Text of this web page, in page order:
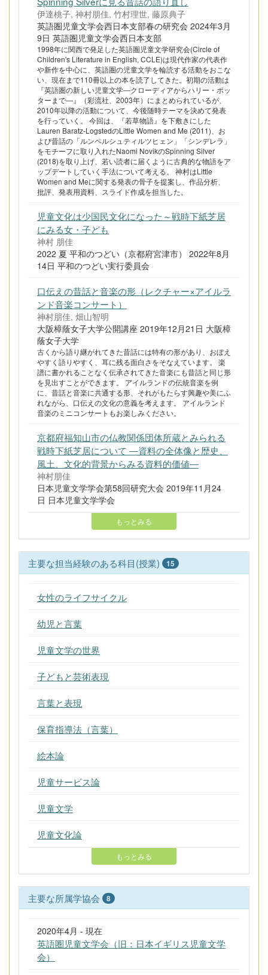
伊達桃子, 神村朋佳, 竹村理世, 藤原典子
英語圏児童文学会西日本支部春の研究会 2024年3月
9日 英語圏児童文学会西日本支部
1998年に関西で発足した英語圏児童文学研究会(Circle of
Children's Literature in English, CCLE)は現代作家の代表作
や新作を中心に、英語圏の児童文学を輪読する活動をおこな
い、現在まで110冊以上の本を読了してきた。初期の活動は
『英語圏の新しい児童文学―クローディアからハリー・ポッ
ターまで―』（彩流社、2003年）にまとめられているが、
2010年以降の活動について、今後随時テーマを決めて発表
を行っていく。 今回は、『若草物語』を下敷きにした
Lauren Baratz-LogstedのLittle Women and Me (2011)、お
よび昔話の「ルンペルシュティルツヒェン」「シンデレラ」
をモチーフに取り入れたNaomi NovikのSpinning Silver
(2018)を取り上げ、若い読者に届くように古典的な物語をア
ップデートしていく手法について考える。 神村はLittle
Women and Meに関する発表の骨子を提案し、作品分析、
批評、発表用資料、スライド作成を担当した。
児童文化は少国民文化になった～戦時下紙芝居
にみる女・子ども
神村 朋佳
2022 夏 平和のつどい（京都府宮津市） 2022年8月
14日 平和のつどい実行委員会
口伝えの昔話と音楽の形（レクチャー×アイルラ
ンド音楽コンサート）
神村朋佳, 畑山智明
大阪樟蔭女子大学公開講座 2019年12月21日 大阪樟
蔭女子大学
古くから語り継がれてきた昔話には特有の形があり、おぼえ
やすく語りやすく、耳に残る面白さをそなえています。 楽
譜に書かれることなく伝承されてきた音楽にも昔話と同じ形
を見出すことができます。 アイルランドの伝統音楽を例
に、昔話と音楽に共通する形、それがもたらす興趣や美にふ
れながら、口伝えの文化の意義を考えます。 アイルランド
音楽のミニコンサートもお楽しみください。
京都府福知山市の仏教関係団体所蔵とみられる
戦時下紙芝居について ―資料の全体像と歴史、
風土、文化的背景からみる資料的価値―
神村朋佳
日本児童文学学会第58回研究大会 2019年11月24
日 日本児童文学学会
もっとみる
主要な担当経験のある科目(授業) 15
女性のライフサイクル
幼児と言葉
児童文学の世界
子どもと芸術表現
言葉と表現
保育指導法（言葉）
絵本論
児童サービス論
児童文学
児童文化論
もっとみる
主要な所属学協会 8
2020年4月 - 現在
英語圏児童文学会（旧：日本イギリス児童文学
会）